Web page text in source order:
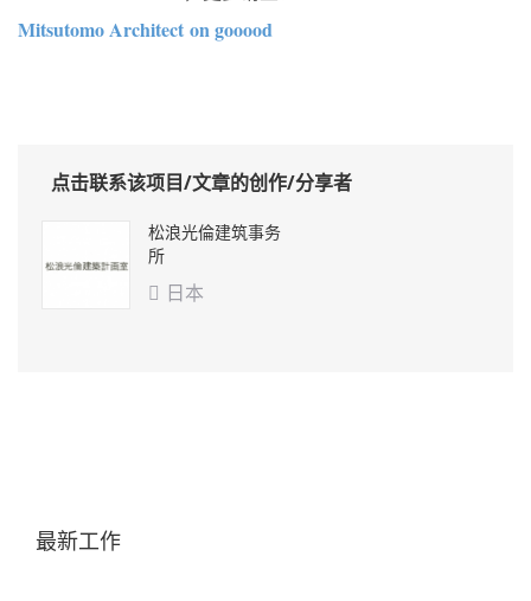
Mitsutomo Architect on gooood
点击联系该项目/文章的创作/分享者
松浪光倫建筑事务
所
 日本
最新工作